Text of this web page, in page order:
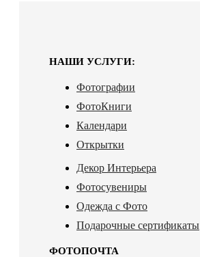
НАШИ УСЛУГИ:
Фотографии
ФотоКниги
Календари
Открытки
Декор Интерьера
Фотосувениры
Одежда с Фото
Подарочные сертификаты
ФОТОПОЧТА